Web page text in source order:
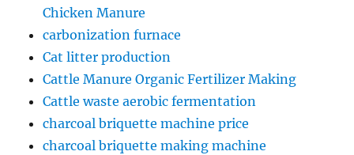
Chicken Manure
carbonization furnace
Cat litter production
Cattle Manure Organic Fertilizer Making
Cattle waste aerobic fermentation
charcoal briquette machine price
charcoal briquette making machine